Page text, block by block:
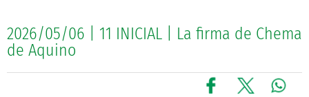
2026/05/06 | 11 INICIAL | La firma de Chema
de Aquino